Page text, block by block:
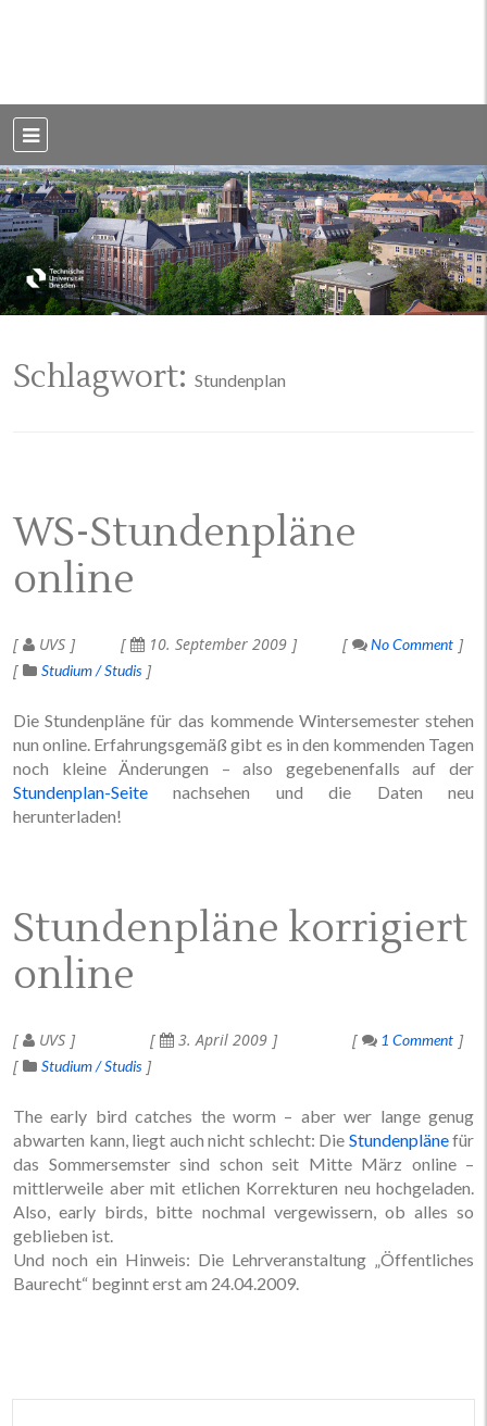
Dresden
Schlagwort: Stundenplan
WS-Stundenpläne
online
UVS 10. September 2009
No Comment
Studium / Studis
Die Stundenpläne für das kommende Wintersemester stehen
nun online. Erfahrungsgemäß gibt es in den kommenden Tagen
noch kleine Änderungen – also gegebenenfalls auf der
Stundenplan-Seite nachsehen und die Daten neu
herunterladen!
Stundenpläne korrigiert
online
UVS 3. April 2009
1 Comment
Studium / Studis
The early bird catches the worm – aber wer lange genug
abwarten kann, liegt auch nicht schlecht: Die Stundenplänefür
das Sommersemster sind schon seit Mitte März online –
mittlerweile aber mit etlichen Korrekturen neu hochgeladen.
Also, early birds, bitte nochmal vergewissern, ob alles so
geblieben ist.
Und noch ein Hinweis: Die Lehrveranstaltung „Öffentliches
Baurecht“ beginnt erst am 24.04.2009.